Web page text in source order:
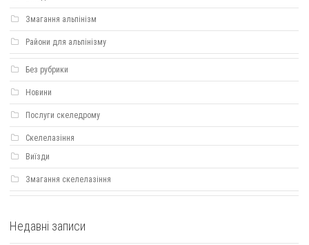
Змагання альпінізм
Райони для альпінізму
Без рубрики
Новини
Послуги скеледрому
Скелелазіння
Виїзди
Змагання скелелазіння
Недавні записи